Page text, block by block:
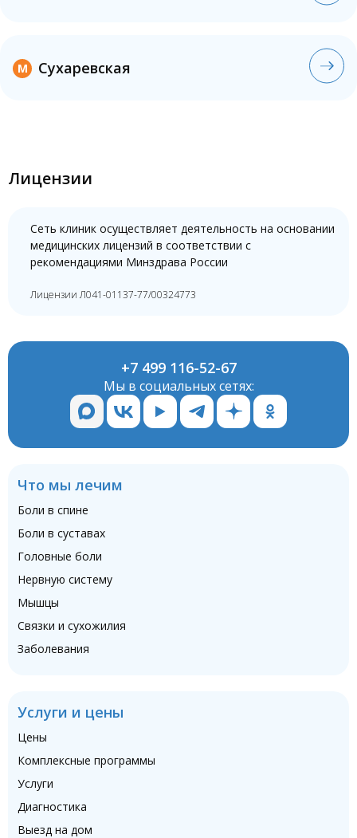
M Сухаревская
Лицензии
Сеть клиник осуществляет деятельность на основании
медицинских лицензий в соответствии с
рекомендациями Минздрава России
Лицензии Л041-01137-77/00324773
+7 499 116-52-67
Мы в социальных сетях:
Что мы лечим
Боли в спине
Боли в суставах
Головные боли
Нервную систему
Мышцы
Связки и сухожилия
Заболевания
Услуги и цены
Цены
Комплексные программы
Услуги
Диагностика
Выезд на дом